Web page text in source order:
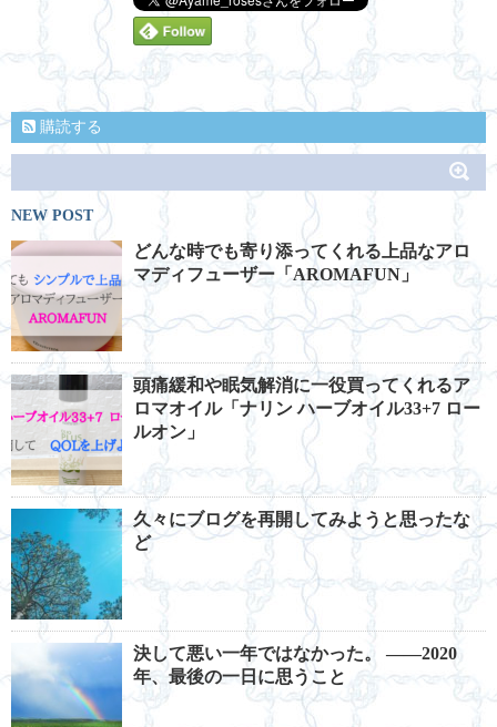
購読する
NEW POST
どんな時でも寄り添ってくれる上品なアロ
マディフューザー「AROMAFUN」
頭痛緩和や眠気解消に一役買ってくれるア
ロマオイル「ナリン ハーブオイル33+7 ロー
ルオン」
久々にブログを再開してみようと思ったな
ど
決して悪い一年ではなかった。 ――2020
年、最後の一日に思うこと